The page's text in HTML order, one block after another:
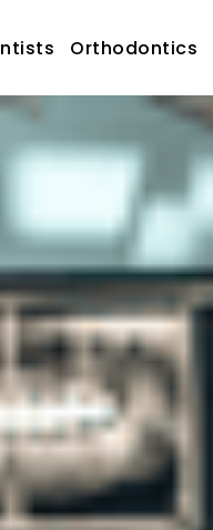
Orthodontics